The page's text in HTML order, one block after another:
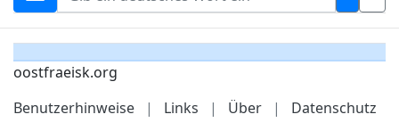
oostfraeisk.org
Benutzerhinweise
| Links | Über | Datenschutz